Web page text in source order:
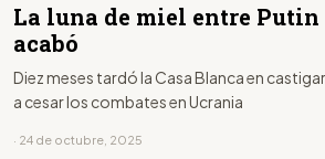
La luna de miel entre Putin
acabó
Diez meses tardó la Casa Blanca en
a cesar los combates en Ucrania
· 24 de octubre, 2025